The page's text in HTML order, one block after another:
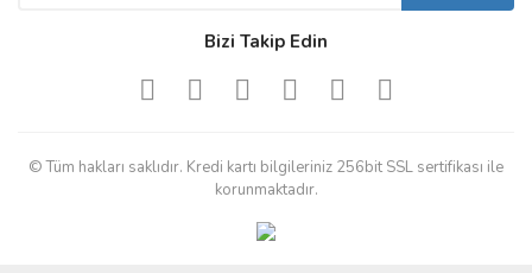
Bizi Takip Edin
© Tüm hakları saklıdır. Kredi kartı bilgileriniz 256bit SSL sertifikası ile
korunmaktadır.